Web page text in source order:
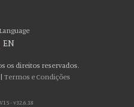
EN
os direitos reservados.
| Termos e Condições
- v32.6.18